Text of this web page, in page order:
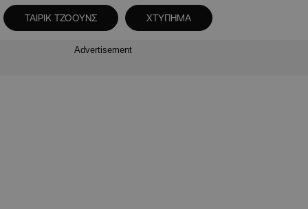
ΤΑΙΡΙΚ ΤΖΟΟΥΝΣ ΧΤΥΠΗΜΑ
Advertisement